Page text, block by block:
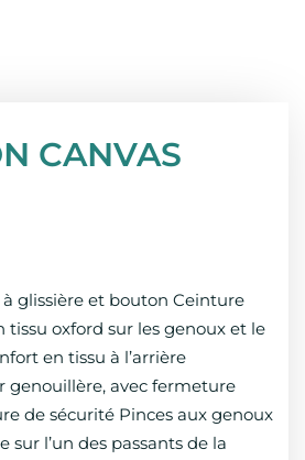
CANVAS
glissière et bouton Ceinture
tissu oxford sur les genoux et le
en tissu à l’arrière
avec fermeture
de sécurité Pinces aux genoux
sur l’un des passants de la